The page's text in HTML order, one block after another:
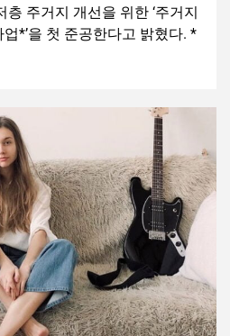
주거지 개선을 위한 ‘주거지
*’을 첫 준공한다고 밝혔다. *